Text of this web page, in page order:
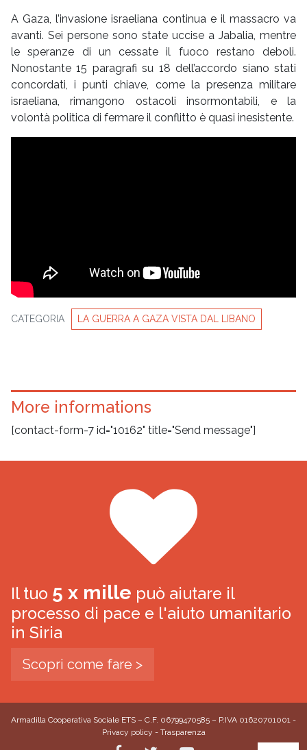
A Gaza, l’invasione israeliana continua e il massacro va
avanti. Sei persone sono state uccise a Jabalia, mentre
le speranze di un cessate il fuoco restano deboli.
Nonostante 15 paragrafi su 18 dell’accordo siano stati
concordati, i punti chiave, come la presenza militare
israeliana, rimangono ostacoli insormontabili, e la
volontà politica di fermare il conflitto è quasi inesistente.
CATEGORIA LA GUERRA A GAZA VISTA DAL LIBANO
More informations
[contact-form-7 id="10162" title="Send message"]
Il tuo 5 x mille può aiutare il
processo di pace e l'aiuto umanitario
in Siria
Scopri come fare >
Armadilla Cooperativa Sociale ETS – C.F. 06799470585 – P.IVA 01620701001 -
Privacy policy - Trasparenza